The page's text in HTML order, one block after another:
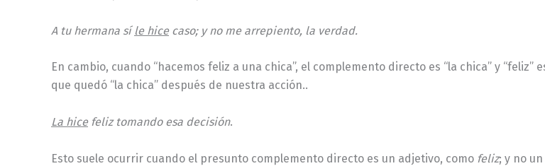
A tu hermana sí le hice caso; y no me arrepiento, la verdad.
En cambio, cuando “hacemos feliz a una chica”, el complemento directo es “la chica” y
que quedó “la chica” después de nuestra acción..
La hice feliz tomando esa decisión.
Esto suele ocurrir cuando el presunto complemento directo es un adjetivo, como feliz; y no